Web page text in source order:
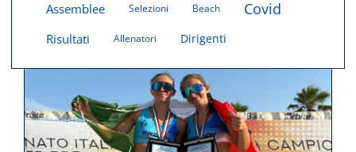
Assemblee Selezioni Beach Covid
Risultati Allenatori Dirigenti